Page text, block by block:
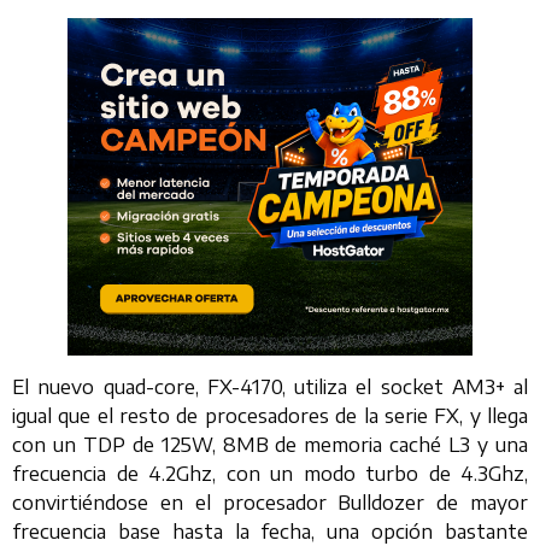
El nuevo quad-core, FX-4170, utiliza el socket AM3+ al
igual que el resto de procesadores de la serie FX, y llega
con un TDP de 125W, 8MB de memoria caché L3 y una
frecuencia de 4.2Ghz, con un modo turbo de 4.3Ghz,
convirtiéndose en el procesador Bulldozer de mayor
frecuencia base hasta la fecha, una opción bastante